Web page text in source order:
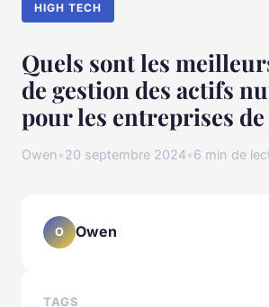
HIGH TECH
Quels sont les
de gestion des actifs
pour les entreprises de
Owen•20 septembre 2024•6 min de
O Owen
TAGS